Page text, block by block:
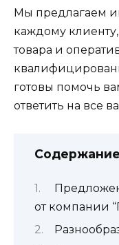
Мы предлагаем
каждому
товара и
готовы помочь
ответить на все
Содержание
от компании